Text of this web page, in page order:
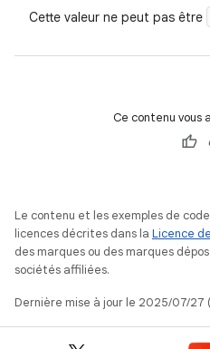
Cette valeur ne peut pas être
Ce contenu
Le contenu et les exemples de
licences décrites dans la Licence
des marques ou des marques
sociétés affiliées.
Dernière mise à jour le 2025/07/27